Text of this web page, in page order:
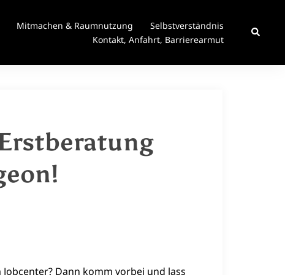
Mitmachen & Raumnutzung
Selbstverständnis
Kontakt, Anfahrt, Barrierearmut
Suche
Dann komm vorbei und lass